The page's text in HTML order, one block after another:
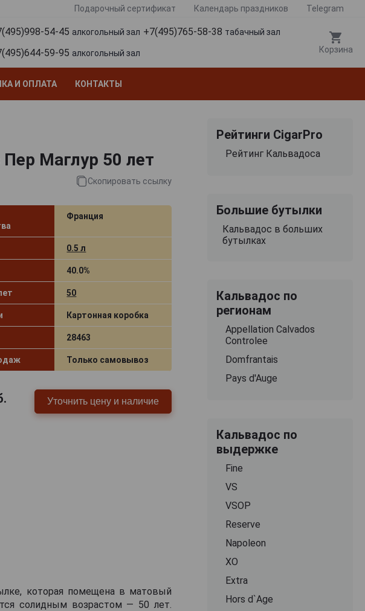
Подарочный сертификат Календарь праздников Telegram
54-45 алкогольный зал +7(495)765-58-38 табачный зал
59-95 алкогольный зал Корзина
И ОПЛАТА КОНТАКТЫ
Маглур 50 лет
Скопировать ссылку
Франция
0.5 л
40.0%
50
Картонная коробка
28463
Только самовывоз
Уточнить цену и наличие
которая помещена в матовый
солидным возрастом — 50 лет.
Рейтинги CigarPro
Рейтинг Кальвадоса
Большие бутылки
Кальвадос в больших
бутылках
Кальвадос по
регионам
Appellation Calvados
Controlee
Domfrantais
Pays d'Auge
Кальвадос по
выдержке
Fine
VS
VSOP
Reserve
Napoleon
ХО
Extra
Hors d`Age